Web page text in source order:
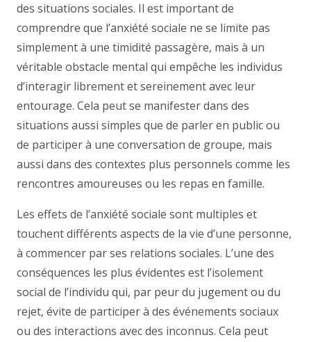
des situations sociales. Il est important de
comprendre que l’anxiété sociale ne se limite pas
simplement à une timidité passagère, mais à un
véritable obstacle mental qui empêche les individus
d’interagir librement et sereinement avec leur
entourage. Cela peut se manifester dans des
situations aussi simples que de parler en public ou
de participer à une conversation de groupe, mais
aussi dans des contextes plus personnels comme les
rencontres amoureuses ou les repas en famille.
Les effets de l’anxiété sociale sont multiples et
touchent différents aspects de la vie d’une personne,
à commencer par ses relations sociales. L’une des
conséquences les plus évidentes est l’isolement
social de l’individu qui, par peur du jugement ou du
rejet, évite de participer à des événements sociaux
ou des interactions avec des inconnus. Cela peut